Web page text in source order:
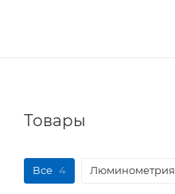
Товары
Все 4 Люминометрия